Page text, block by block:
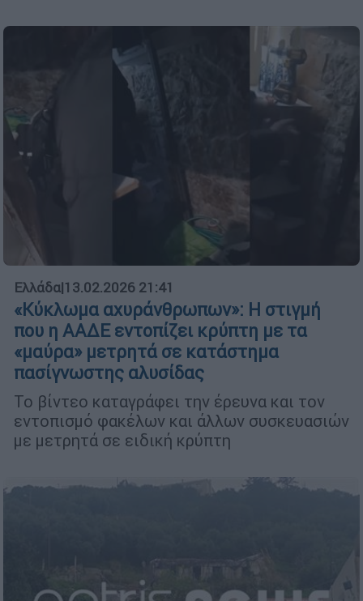
Ελλάδα|13.02.2026 21:41
«Κύκλωμα αχυράνθρωπων»: Η στιγμή
που η ΑΑΔΕ εντοπίζει κρύπτη με τα
«μαύρα» μετρητά σε κατάστημα
πασίγνωστης αλυσίδας
Το βίντεο καταγράφει την έρευνα και τον
εντοπισμό φακέλων και άλλων συσκευασιών
με μετρητά σε ειδική κρύπτη